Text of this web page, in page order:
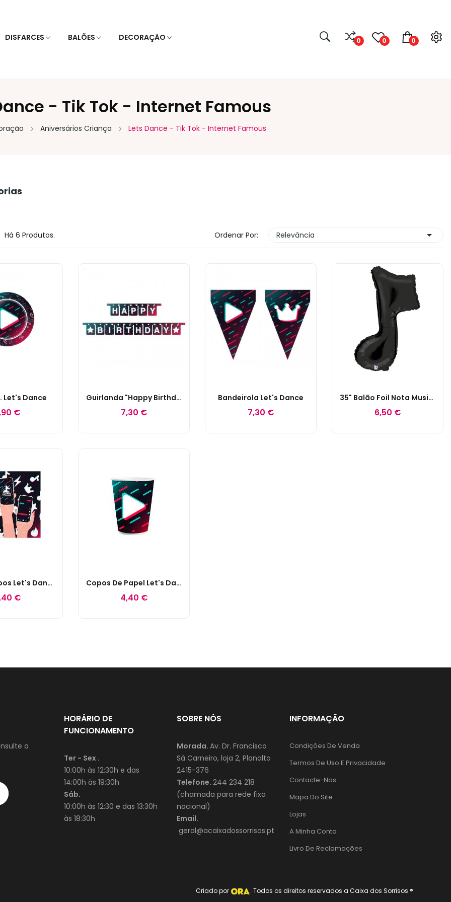
DISFARCES BALÕES DECORAÇÃO 0
0
0
- Tik Tok - Internet Famous
Aniversários Criança Lets Dance - Tik Tok - Internet Famous
Há 6 Produtos. Ordenar Por: Relevância 
Let's Dance
€
Guirlanda "Happy Birthday" Let's Dance
7,30 €
Bandeirola Let's Dance
7,30 €
35" Balão Foil Nota Musical
6,50 €
Guardanapos Let's Dance
€
Copos De Papel Let's Dance
4,40 €
a
HORÁRIO DE
FUNCIONAMENTO
Ter - Sex .
10:00h às 12:30h e das
14:00h às 19:30h
Sáb.
10:00h às 12:30 e das 13:30h
às 18:30h
SOBRE NÓS
Morada. Av. Dr. Francisco
Sá Carneiro, loja 2, Planalto
2415-376
Telefone. 244 234 218
(chamada para rede fixa
nacional)
Email.
geral@acaixadossorrisos.pt
INFORMAÇÃO
Condições De Venda
Termos De Uso E Privacidade
Contacte-Nos
Mapa Do Site
Lojas
A Minha Conta
Livro De Reclamações
Criado por . Todos os direitos reservados a Caixa dos Sorrisos ®